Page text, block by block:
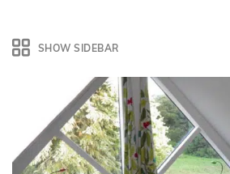
SHOW SIDEBAR